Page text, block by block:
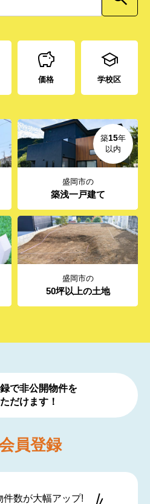
価格 学校区
盛岡市の
築浅一戸建て
築15年
以内
盛岡市の
50坪以上の土地
で非公開物件を
だけます！
員登録
件数が大幅アップ!